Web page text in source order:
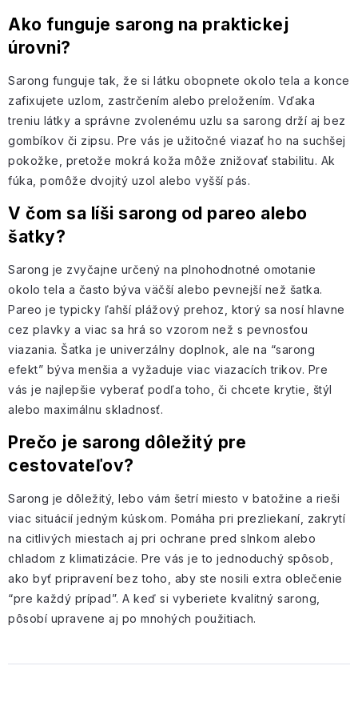
Ako funguje sarong na praktickej
úrovni?
Sarong funguje tak, že si látku obopnete okolo tela a konce
zafixujete uzlom, zastrčením alebo preložením. Vďaka
treniu látky a správne zvolenému uzlu sa sarong drží aj bez
gombíkov či zipsu. Pre vás je užitočné viazať ho na suchšej
pokožke, pretože mokrá koža môže znižovať stabilitu. Ak
fúka, pomôže dvojitý uzol alebo vyšší pás.
V čom sa líši sarong od pareo alebo
šatky?
Sarong je zvyčajne určený na plnohodnotné omotanie
okolo tela a často býva väčší alebo pevnejší než šatka.
Pareo je typicky ľahší plážový prehoz, ktorý sa nosí hlavne
cez plavky a viac sa hrá so vzorom než s pevnosťou
viazania. Šatka je univerzálny doplnok, ale na “sarong
efekt” býva menšia a vyžaduje viac viazacích trikov. Pre
vás je najlepšie vyberať podľa toho, či chcete krytie, štýl
alebo maximálnu skladnosť.
Prečo je sarong dôležitý pre
cestovateľov?
Sarong je dôležitý, lebo vám šetrí miesto v batožine a rieši
viac situácií jedným kúskom. Pomáha pri prezliekaní, zakrytí
na citlivých miestach aj pri ochrane pred slnkom alebo
chladom z klimatizácie. Pre vás je to jednoduchý spôsob,
ako byť pripravení bez toho, aby ste nosili extra oblečenie
“pre každý prípad”. A keď si vyberiete kvalitný sarong,
pôsobí upravene aj po mnohých použitiach.